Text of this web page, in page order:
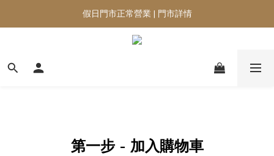
假日門市正常營業 | 門市詳情
第一步 - 加入購物車